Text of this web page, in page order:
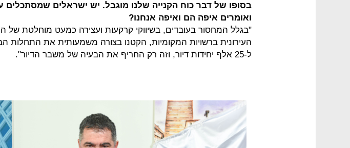
בסופו של דבר כוח הקנייה שלנו מוגבל. יש ישראלים שמסתכלים
ואומרים איפה הם ואיפה אנחנו?
"בגלל המחסור בעובדים, בשיווקי קרקעות ועצירה כמעט מוחלטת של
העירונית ברשויות המקומיות, הקטנו בצורה משמעותית את התחלות
ל-25 אלף יחידות דיור, וזה רק החריף את הבעיה של משבר הדיור".